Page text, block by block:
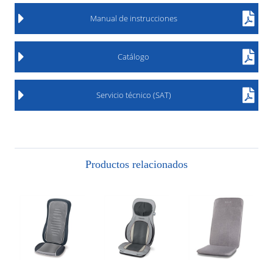
Manual de instrucciones
Catálogo
Servicio técnico (SAT)
Productos relacionados